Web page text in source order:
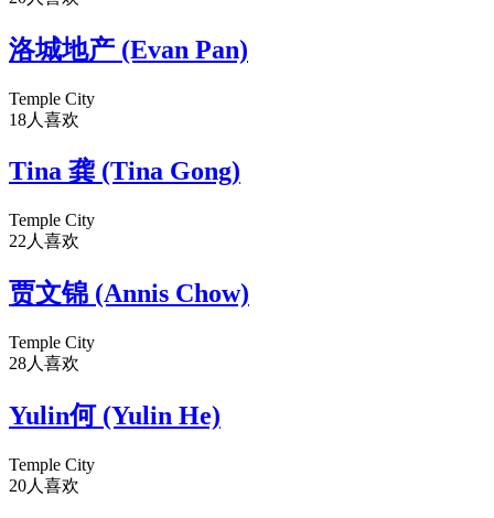
洛城地产 (Evan Pan)
Temple City
18人喜欢
Tina 龚 (Tina Gong)
Temple City
22人喜欢
贾文锦 (Annis Chow)
Temple City
28人喜欢
Yulin何 (Yulin He)
Temple City
20人喜欢